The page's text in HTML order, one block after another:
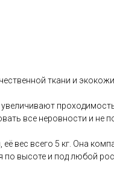
ткани и
все неровности и не
вес всего 5 кг. Она
по высоте и под любой